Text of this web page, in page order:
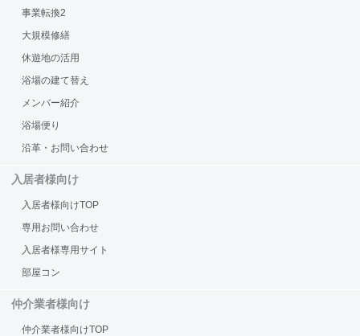
事業転換2
大規模修繕
休遊地の活用
浴場の建て替え
メンバー紹介
浴場便り
沿革・お問い合わせ
入居者様向け
入居者様向けTOP
専用お問い合わせ
入居者様専用サイト
部屋コン
仲介業者様向け
仲介業者様向けTOP